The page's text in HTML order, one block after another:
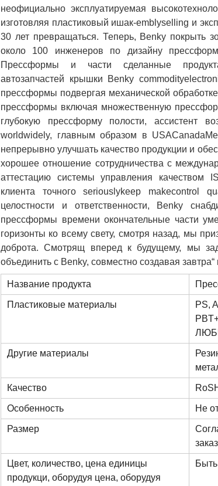
неофициально эксплуатируемая
изготовляя пластиковый ишак-emblyselling и
30 лет превращаться. Теперь, Benky покрыть
около 100 инженеров по дизайну
Прессформы и части сделанные
автозапчастей крышки Benky
прессформы подвергая механической
прессформы включая множественную
глубокую прессформу полости, ассистент
worldwidely, главным образом в
непрерывно улучшать качество продукции и
хорошее отношение сотрудничества с
аттестацию системы управления качеством
клиента точного seriouslykeep makecontrol
целостности и ответственности, Benky
прессформы времени окончательные части
горизонты ко всему свету, смотря назад, мы
доброта.
Смотрящ вперед к будущему, мы
объединить с Benky, совместно создавая
Название продукта
Пластиковые материалы
PS,
Другие материалы
Качество
Особенность Не
Размер
Цвет, количество, цена единицы
продукци, оборудуя цена, оборудуя